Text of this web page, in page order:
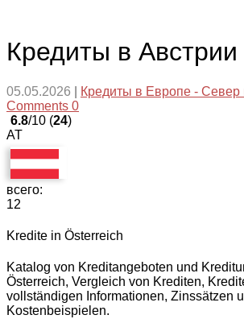
Кредиты в Австрии
05.05.2026 Кредиты в Европе - Север
Comments 0
6.8/10 (24)
AT
всего:
12
Kredite in Österreich
Katalog von Kreditangeboten und
Österreich, Vergleich von Krediten,
vollständigen Informationen, Zinssätzen
Kostenbeispielen.